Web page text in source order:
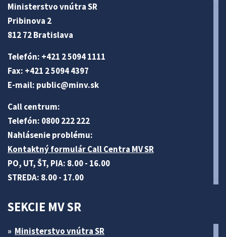
Ministerstvo vnútra SR
Pribinova 2
812 72 Bratislava
Telefón: +421 2 5094 1111
Fax: +421 2 5094 4397
E-mail: public@minv.sk
Call centrum:
Telefón: 0800 222 222
Nahlásenie problému:
Kontaktný formulár Call Centra MV SR
PO, UT, ŠT, PIA: 8.00 - 16.00
STREDA: 8.00 - 17.00
SEKCIE MV SR
Ministerstvo vnútra SR